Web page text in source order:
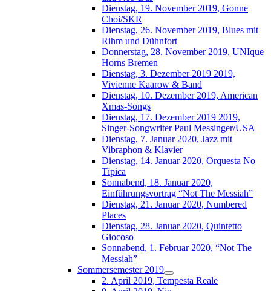
Dienstag, 19. November 2019, Gonne
Choi/SKR
Dienstag, 26. November 2019, Blues mit
Rihm und Dühnfort
Donnerstag, 28. November 2019, UNIque
Horns Bremen
Dienstag, 3. Dezember 2019 2019,
Vivienne Kaarow & Band
Dienstag, 10. Dezember 2019, American
Xmas-Songs
Dienstag, 17. Dezember 2019 2019,
Singer-Songwriter Paul Messinger/USA
Dienstag, 7. Januar 2020, Jazz mit
Vibraphon & Klavier
Dienstag, 14. Januar 2020, Orquesta No
Típica
Sonnabend, 18. Januar 2020,
Einführungsvortrag “Not The Messiah”
Dienstag, 21. Januar 2020, Numbered
Places
Dienstag, 28. Januar 2020, Quintetto
Giocoso
Sonnabend, 1. Februar 2020, “Not The
Messiah”
Sommersemester 2019
2. April 2019, Tempesta Reale